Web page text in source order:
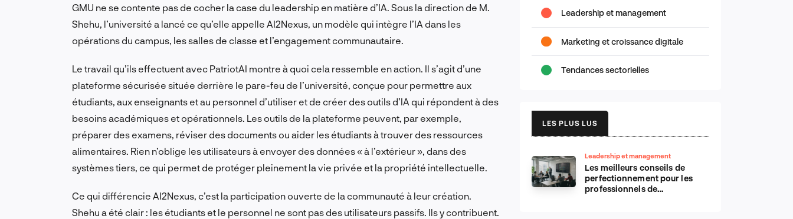
GMU ne se contente pas de cocher la case du leadership en matière d’IA. Sous la direction de M.
Shehu, l’université a lancé ce qu’elle appelle AI2Nexus, un modèle qui intègre l’IA dans les
opérations du campus, les salles de classe et l’engagement communautaire.
Le travail qu’ils effectuent avec PatriotAI montre à quoi cela ressemble en action. Il s’agit d’une
plateforme sécurisée située derrière le pare-feu de l’université, conçue pour permettre aux
étudiants, aux enseignants et au personnel d’utiliser et de créer des outils d’IA qui répondent à des
besoins académiques et opérationnels. Les outils de la plateforme peuvent, par exemple,
préparer des examens, réviser des documents ou aider les étudiants à trouver des ressources
alimentaires. Rien n’oblige les utilisateurs à envoyer des données « à l’extérieur », dans des
systèmes tiers, ce qui permet de protéger pleinement la vie privée et la propriété intellectuelle.
Ce qui différencie AI2Nexus, c’est la participation ouverte de la communauté à leur création.
Shehu a été clair : les étudiants et le personnel ne sont pas des utilisateurs passifs. Ils y contribuent.
Leadership et management
Marketing et croissance digitale
Tendances sectorielles
LES PLUS LUS
Leadership et management
Les meilleurs conseils de
perfectionnement pour les
professionnels de